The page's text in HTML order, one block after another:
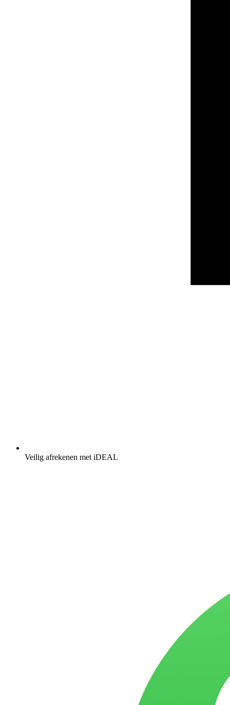
Veilig afrekenen met iDEAL